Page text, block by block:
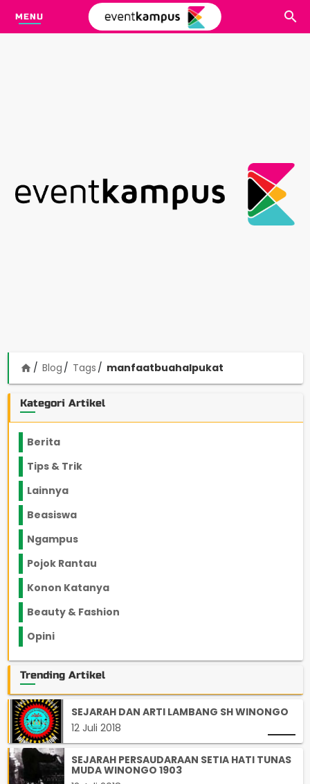
MENU
home Blog Tags manfaatbuahalpukat
Kategori Artikel
Berita
Tips & Trik
Lainnya
Beasiswa
Ngampus
Pojok Rantau
Konon Katanya
Beauty & Fashion
Opini
Trending Artikel
SEJARAH DAN ARTI LAMBANG SH WINONGO
12 Juli 2018
SEJARAH PERSAUDARAAN SETIA HATI TUNAS
MUDA WINONGO 1903